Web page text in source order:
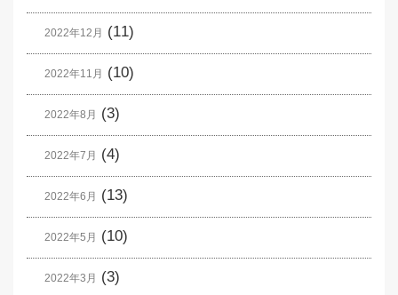
2022年12月 (11)
2022年11月 (10)
2022年8月 (3)
2022年7月 (4)
2022年6月 (13)
2022年5月 (10)
2022年3月 (3)